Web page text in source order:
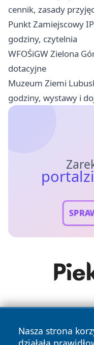
cennik, zasady
Punkt Zamiejscowy
godziny, czytelnia
WFOŚiGW Zielona
dotacyjne
Muzeum Ziemi
godziny, wystawy i
Nasza strona